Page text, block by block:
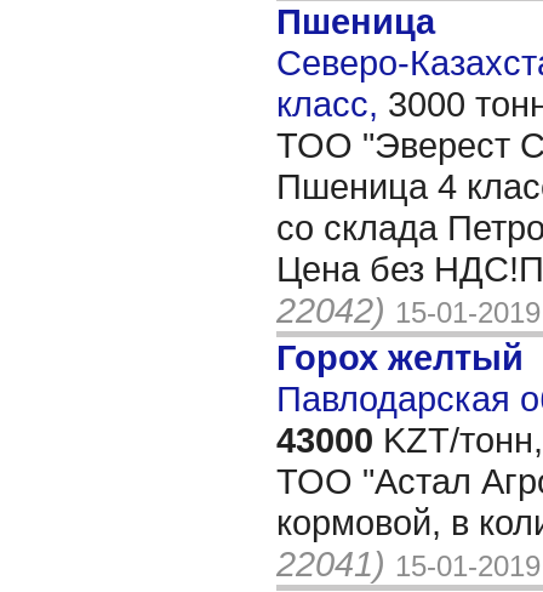
Пшеница
Северо-
класс, 3000
ТОО "Эверест
Пшеница 4
со склада
Цена без
22042) 15-01-2019
Горох желтый
Павлодарская
43000 KZT/тонн,
ТОО "Астал
кормовой, в
22041) 15-01-2019